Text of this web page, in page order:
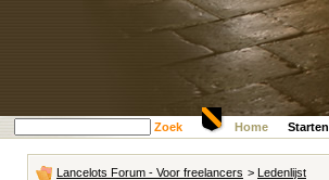
Zoek Home Starten
Lancelots Forum - Voor freelancers > Ledenlijst